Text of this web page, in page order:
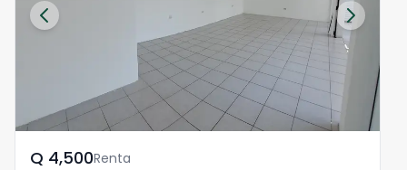
Q	4,500Renta